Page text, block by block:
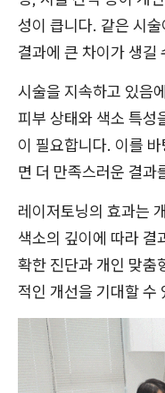
성이 큽니다. 같은 시
결과에 큰 차이가 생길
시술을 지속하고 있음
피부 상태와 색소 특성
이 필요합니다. 이를
면 더 만족스러운 결과
레이저토닝의 효과는
색소의 깊이에 따라 결
확한 진단과 개인 맞춤
적인 개선을 기대할 수